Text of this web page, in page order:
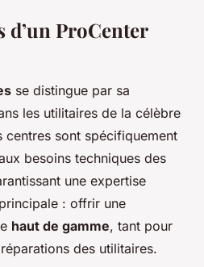
d’un ProCenter
se distingue par sa
les utilitaires de la célèbre
centres sont spécifiquement
besoins techniques des
une expertise
: offrir une
haut de gamme, tant pour
des utilitaires.